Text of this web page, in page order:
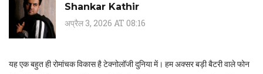
Shankar Kathir
अप्रैल 3, 2026 AT 08:16
यह एक बहुत ही रोमांचक विकास है टेक्नोलॉजी दुनिया में। हम अक्सर बड़ी बैटरी वाले फोन